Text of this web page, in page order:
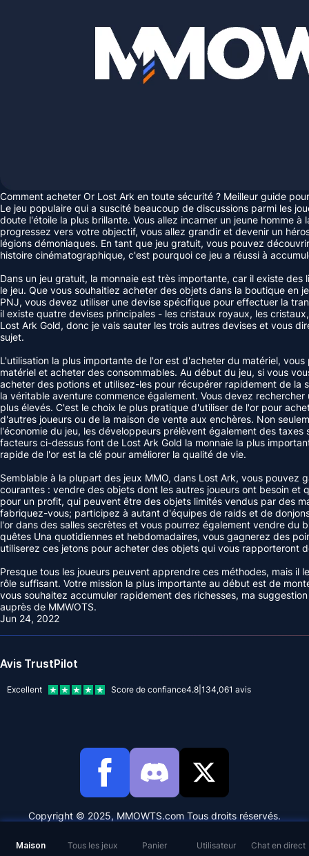
Maison Tous les jeux Panier Utilisateur Chat en direct
Comment acheter Or Lost Ark en toute sécurité ? Meilleur guide
Le jeu populaire qui a suscité beaucoup de discussions parmi les
doute l'étoile la plus brillante. Vous allez incarner un jeune homme
progressez vers votre objectif, vous allez grandir et devenir un
légions démoniaques. En tant que jeu gratuit, vous pouvez
histoire cinématographique, c'est pourquoi ce jeu a réussi à
Dans un jeu gratuit, la monnaie est très importante, car il existe
le jeu. Que vous souhaitiez acheter des objets dans la boutique en
PNJ, vous devez utiliser une devise spécifique pour effectuer la
il existe quatre devises principales - les cristaux royaux, les
Lost Ark Gold, donc je vais sauter les trois autres devises et vous
sujet.
L'utilisation la plus importante de l'or est d'acheter du matériel,
matériel et acheter des consommables. Au début du jeu, si vous
acheter des potions et utilisez-les pour récupérer rapidement de la
la véritable aventure commence également. Vous devez
plus élevés. C'est le choix le plus pratique d'utiliser de l'or pour
d'autres joueurs ou de la maison de vente aux enchères. Non
l'économie du jeu, les développeurs prélèvent également des taxes
facteurs ci-dessus font de Lost Ark Gold la monnaie la plus
rapide de l'or est la clé pour améliorer la qualité de vie.
Semblable à la plupart des jeux MMO, dans Lost Ark, vous pouvez
courantes : vendre des objets dont les autres joueurs ont besoin et
pour un profit, qui peuvent être des objets limités vendus par des
fabriquez-vous; participez à autant d'équipes de raids et de
l'or dans des salles secrètes et vous pourrez également vendre du
quêtes Una quotidiennes et hebdomadaires, vous gagnerez des
utiliserez ces jetons pour acheter des objets qui vous rapporteront
Presque tous les joueurs peuvent apprendre ces méthodes, mais il
rôle suffisant. Votre mission la plus importante au début est de
vous souhaitez accumuler rapidement des richesses, ma
auprès de MMWOTS.
Jun 24, 2022
Avis TrustPilot
Excellent Score de confiance4.8 134,061 avis
Copyright © 2025, MMOWTS.com Tous droits réservés.